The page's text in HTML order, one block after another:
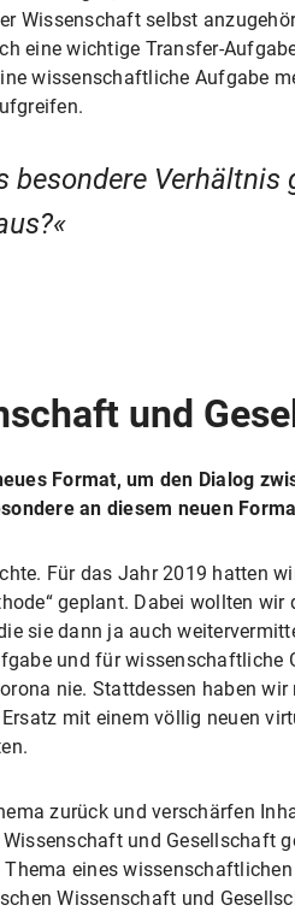
Wissenschaft selbst
eine wichtige Transfer-
wissenschaftliche Aufgabe
Verhältnis
und
Format, um den Dialog
an diesem neuen
Für das Jahr 2019 hatten
geplant. Dabei wollten wir
sie dann ja auch
und für wissenschaftliche
nie. Stattdessen haben wir
mit einem völlig neuen
zurück und verschärfen
und Gesellschaft
eines
Wissenschaft und